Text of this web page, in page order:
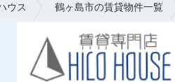
ウス 鶴ヶ島市の賃貸物件一覧